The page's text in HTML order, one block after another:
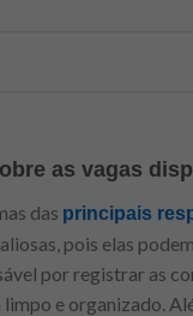
as vagas
das principais
pois elas
por registrar as
e organizado.